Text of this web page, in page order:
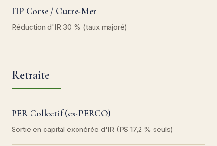
FIP Corse / Outre-Mer
Réduction d'IR 30 % (taux majoré)
Retraite
PER Collectif (ex-PERCO)
Sortie en capital exonérée d'IR (PS 17,2 % seuls)